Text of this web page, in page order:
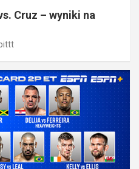
Cruz – wyniki na